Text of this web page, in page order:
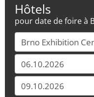
Hôtels
pour date de foire à